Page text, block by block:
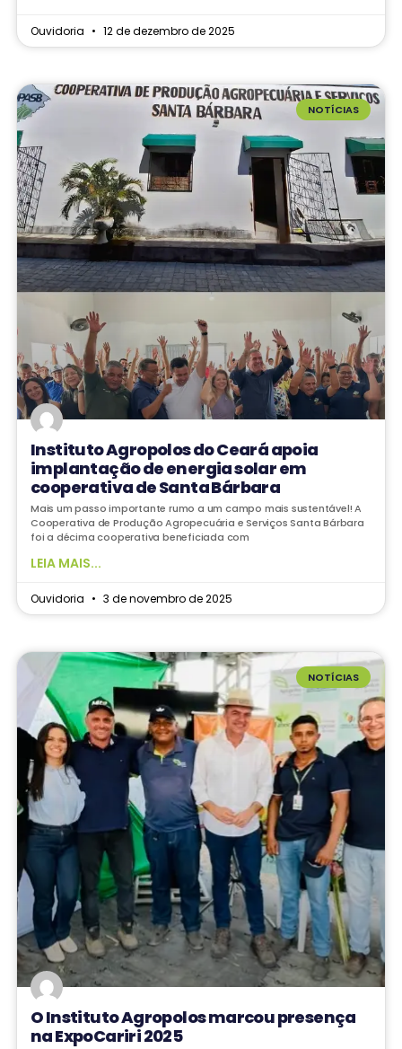
Ouvidoria 12 de dezembro de 2025
NOTÍCIAS
Instituto Agropolos do Ceará apoia
implantação de energia solar em
cooperativa de Santa Bárbara
Mais um passo importante rumo a um campo mais sustentável! A
Cooperativa de Produção Agropecuária e Serviços Santa Bárbara
foi a décima cooperativa beneficiada com
LEIA MAIS...
Ouvidoria 3 de novembro de 2025
NOTÍCIAS
O Instituto Agropolos marcou presença
na ExpoCariri 2025